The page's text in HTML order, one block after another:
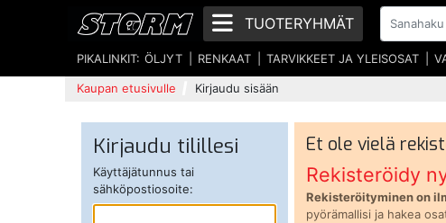
TUOTERYHMÄT
PIKALINKIT: ÖLJYT RENKAAT TARVIKKEET JA YLEISOSAT
Kaupan etusivulle Kirjaudu sisään
Kirjaudu tilillesi
Käyttäjätunnus tai
sähköpostiosoite:
Et ole vielä
Rekisteröidy
Rekisteröityminen on
pyörämallisi ja hakea